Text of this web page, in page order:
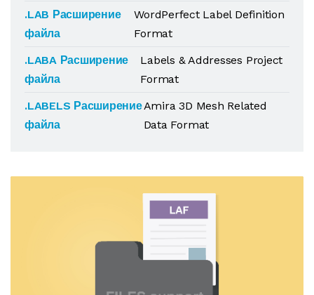
.LAB Расширение
файла
WordPerfect Label Definition
Format
.LABA Расширение
файла
Labels & Addresses Project
Format
.LABELS Расширение
файла
Amira 3D Mesh Related
Data Format